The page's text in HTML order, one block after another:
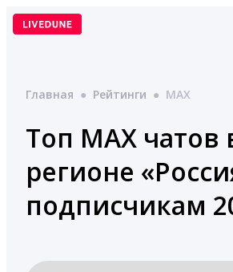
Перейти
Главная ● Рейтинги ● MAX
Топ MAX чатов
регионе
подписчикам